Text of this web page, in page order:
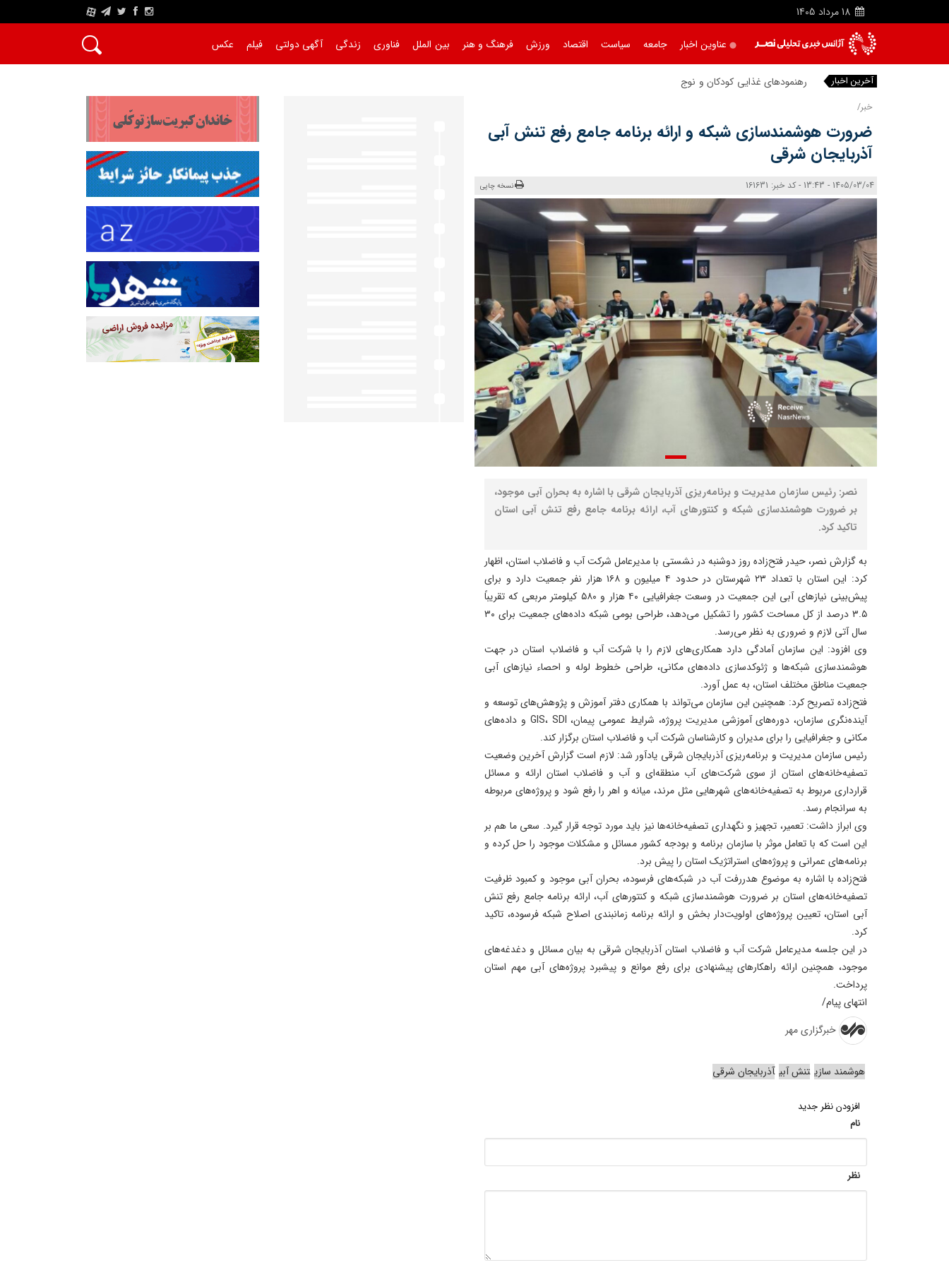
18 مرداد 1405
A
عناوین اخبار جامعه سیاست اقتصاد ورزش فرهنگ و هنر بین الملل فناوری زندگی آگهی دولتی فیلم عکس
آخرین اخبار رهنمودهای غذایی کودکان و نوجوانان تدوین
خبر/
ضرورت هوشمندسازی شبکه و ارائه برنامه جامع رفع تنش آبی
آذربایجان شرقی
1405/03/04 - 13:43 - کد خبر: 161631 نسخه چاپی
نصر: رئیس سازمان مدیریت و برنامه‌ریزی آذربایجان شرقی با اشاره به بحران آبی موجود،
بر ضرورت هوشمندسازی شبکه و کنتورهای آب، ارائه برنامه جامع رفع تنش آبی استان
تاکید کرد.
به گزارش نصر، حیدر فتح‌زاده روز دوشنبه در نشستی با مدیرعامل شرکت آب و فاضلاب استان، اظهار
کرد: این استان با تعداد ۲۳ شهرستان در حدود ۴ میلیون و ۱۶۸ هزار نفر جمعیت دارد و برای
پیش‌بینی نیازهای آبی این جمعیت در وسعت جغرافیایی ۴۰ هزار و ۵۸۰ کیلومتر مربعی که تقریباً
۳.۵ درصد از کل مساحت کشور را تشکیل می‌دهد، طراحی بومی شبکه داده‌های جمعیت برای ۳۰
سال آتی لازم و ضروری به نظر می‌رسد.
وی افزود: این سازمان آمادگی دارد همکاری‌های لازم را با شرکت آب و فاضلاب استان در جهت
هوشمندسازی شبکه‌ها و ژئوکدسازی داده‌های مکانی، طراحی خطوط لوله و احصاء نیازهای آبی
جمعیت مناطق مختلف استان، به عمل آورد.
فتح‌زاده تصریح کرد: همچنین این سازمان می‌تواند با همکاری دفتر آموزش و پژوهش‌های توسعه و
آینده‌نگری سازمان، دوره‌های آموزشی مدیریت پروژه، شرایط عمومی پیمان، GIS، SDI و داده‌های
مکانی و جغرافیایی را برای مدیران و کارشناسان شرکت آب و فاضلاب استان برگزار کند.
رئیس سازمان مدیریت و برنامه‌ریزی آذربایجان شرقی یادآور شد: لازم است گزارش آخرین وضعیت
تصفیه‌خانه‌های استان از سوی شرکت‌های آب منطقه‌ای و آب و فاضلاب استان ارائه و مسائل
قرارداری مربوط به تصفیه‌خانه‌های شهرهایی مثل مرند، میانه و اهر را رفع شود و پروژه‌های مربوطه
به سرانجام رسد.
وی ابراز داشت: تعمیر، تجهیز و نگهداری تصفیه‌خانه‌ها نیز باید مورد توجه قرار گیرد. سعی ما هم بر
این است که با تعامل موثر با سازمان برنامه و بودجه کشور مسائل و مشکلات موجود را حل کرده و
برنامه‌های عمرانی و پروژه‌های استراتژیک استان را پیش برد.
فتح‌زاده با اشاره به موضوع هدررفت آب در شبکه‌های فرسوده، بحران آبی موجود و کمبود ظرفیت
تصفیه‌خانه‌های استان بر ضرورت هوشمندسازی شبکه و کنتورهای آب، ارائه برنامه جامع رفع تنش
آبی استان، تعیین پروژه‌های اولویت‌دار بخش و ارائه برنامه زمانبندی اصلاح شبکه فرسوده، تاکید
کرد.
در این جلسه مدیرعامل شرکت آب و فاضلاب استان آذربایجان شرقی به بیان مسائل و دغدغه‌های
موجود، همچنین ارائه راهکارهای پیشنهادی برای رفع موانع و پیشبرد پروژه‌های آبی مهم استان
پرداخت.
انتهای پیام/
خبرگزاری مهر
هوشمند سازی تنش آبی آذربایجان شرقی
افزودن نظر جدید
نام
نظر